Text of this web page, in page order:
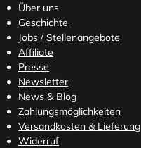
Über uns
Geschichte
Jobs / Stellenangebote
Affiliate
Presse
Newsletter
News & Blog
Zahlungsmöglichkeiten
Versandkosten & Lieferung
Widerruf